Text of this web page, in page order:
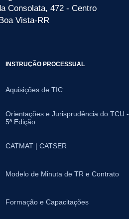
Consolata, 472 - Centro
Vista-RR
INSTRUÇÃO PROCESSUAL
Aquisições de TIC
Orientações e Jurisprudência do TCU -
5ª Edição
CATMAT | CATSER
Modelo de Minuta de TR e Contrato
Formação e Capacitações